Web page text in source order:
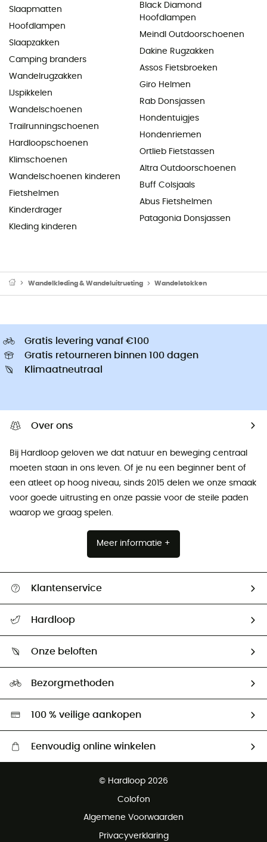
Slaapmatten
Hoofdlampen
Slaapzakken
Camping branders
Wandelrugzakken
IJspikkelen
Wandelschoenen
Trailrunningschoenen
Hardloopschoenen
Klimschoenen
Wandelschoenen kinderen
Fietshelmen
Kinderdrager
Kleding kinderen
Black Diamond
Hoofdlampen
Meindl Outdoorschoenen
Dakine Rugzakken
Assos Fietsbroeken
Giro Helmen
Rab Donsjassen
Hondentuigjes
Hondenriemen
Ortlieb Fietstassen
Altra Outdoorschoenen
Buff Colsjaals
Abus Fietshelmen
Patagonia Donsjassen
Wandelkleding & Wandeluitrusting Wandelstokken
Gratis levering vanaf €100
Gratis retourneren binnen 100 dagen
Klimaatneutraal
Over ons
Bij Hardloop geloven we dat natuur en beweging centraal
moeten staan ​​in ons leven. Of je nu een beginner bent of
een atleet op hoog niveau, sinds 2015 delen we onze smaak
voor goede uitrusting en onze passie voor de steile paden
waarop we graag spelen.
Meer informatie +
Klantenservice
Mijn zending volgen
Retourzendingen & Terugbetalingen
Hardloop
Ambassadeurs
Onze beloften
Hardgreen
Bezorgmethoden
100 % veilige aankopen
Eenvoudig online winkelen
Gratis retourneren binnen 100 dagen
© Hardloop 2026
Colofon
Algemene Voorwaarden
Privacyverklaring